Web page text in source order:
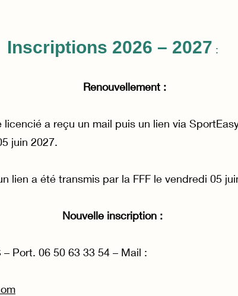
Inscriptions 2026 – 2027 :
Renouvellement :
a reçu un mail puis un lien via
juin 2027.
a été transmis par la FFF le vendredi 05
Nouvelle inscription :
Port. 06 50 63 33 54 – Mail :